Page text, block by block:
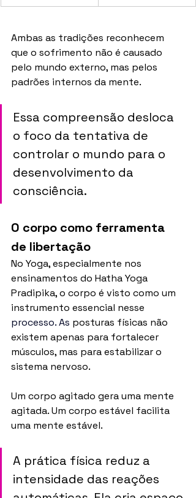
Ambas as tradições reconhecem
que o sofrimento não é causado
pelo mundo externo, mas pelos
padrões internos da mente.
Essa compreensão desloca
o foco da tentativa de
controlar o mundo para o
desenvolvimento da
consciência.
O corpo como ferramenta
de libertação
No Yoga, especialmente nos
ensinamentos do Hatha Yoga
Pradipika, o corpo é visto como um
instrumento essencial nesse
processo. As posturas físicas não
existem apenas para fortalecer
músculos, mas para estabilizar o
sistema nervoso.
Um corpo agitado gera uma mente
agitada. Um corpo estável facilita
uma mente estável.
A prática física reduz a
intensidade das reações